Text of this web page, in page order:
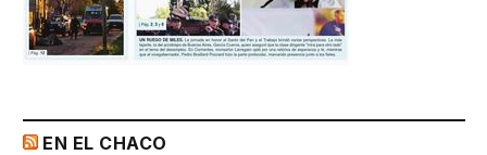
EN EL CHACO